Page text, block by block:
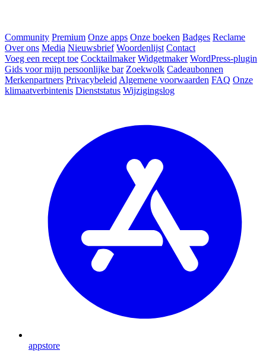
Community Premium Onze apps Onze boeken Badges Reclame
Over ons Media Nieuwsbrief Woordenlijst Contact
Voeg een recept toe Cocktailmaker Widgetmaker WordPress-plugin
Gids voor mijn persoonlijke bar Zoekwolk Cadeaubonnen
Merkenpartners Privacybeleid Algemene voorwaarden FAQ Onze
klimaatverbintenis Dienststatus Wijzigingslog
appstore